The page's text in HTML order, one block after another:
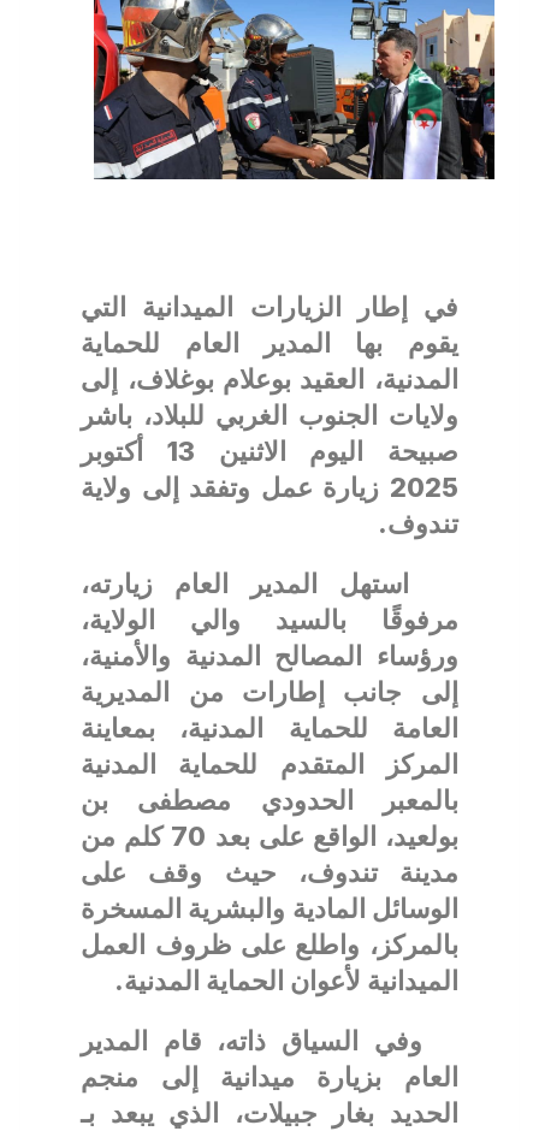
في إطار الزيارات الميدانية التي
يقوم بها المدير العام للحماية
المدنية، العقيد بوعلام بوغلاف، إلى
ولايات الجنوب الغربي للبلاد، باشر
صبيحة اليوم الاثنين 13 أكتوبر
2025 زيارة عمل وتفقد إلى ولاية
تندوف.
استهل المدير العام زيارته،
مرفوقًا بالسيد والي الولاية،
ورؤساء المصالح المدنية والأمنية،
إلى جانب إطارات من المديرية
العامة للحماية المدنية، بمعاينة
المركز المتقدم للحماية المدنية
بالمعبر الحدودي مصطفى بن
بولعيد، الواقع على بعد 70 كلم من
مدينة تندوف، حيث وقف على
الوسائل المادية والبشرية المسخرة
بالمركز، واطلع على ظروف العمل
الميدانية لأعوان الحماية المدنية.
وفي السياق ذاته، قام المدير
العام بزيارة ميدانية إلى منجم
الحديد بغار جبيلات، الذي يبعد بـ